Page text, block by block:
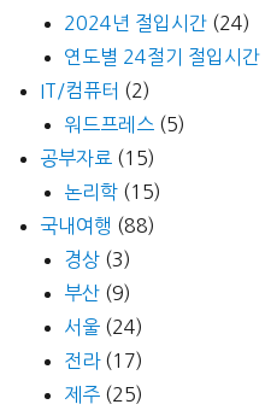
2024년 절입시간 (24)
연도별 24절기 절입시간
IT/컴퓨터 (2)
워드프레스 (5)
공부자료 (15)
논리학 (15)
국내여행 (88)
경상 (3)
부산 (9)
서울 (24)
전라(17)
제주 (25)